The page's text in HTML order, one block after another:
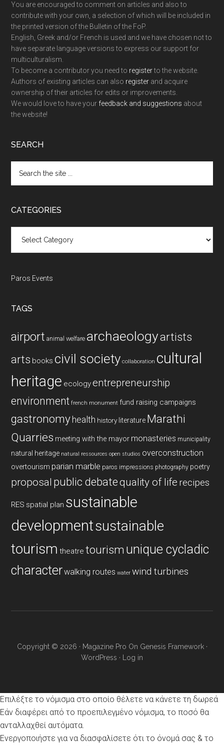
You are encouraged to comment on articles and also to
contribute with your own, a selection of which will be included in
the printed version of the Bulletin of the FoP.
English, Greek and/or French is used and we have chosen not to
have separate language versions to express our support for
multiculturalism.
To become a contributor you need to registerto the website.
Authors of existing articles can also register and acquire
ownership of their articles for edits or improvements.
We would love to have your feedback and suggestions about
the website!
SEARCH
the
CATEGORIES
Paros Events
TAGS
airport animal welfare archaeologyartists
arts books civil society collaboration cultural
heritage ecologyentrepreneurship
environment french monument fund raising campaigns
gastronomy health history literature Marathi
Quarries meeting with the mayor monasteries municipality
natural heritage natural ressources open studios overconstruction
overtourism parian marble paros impressions photography poetry
proposal public debatequality of life recipes
RES spatial plan sustainable
developmentsustainable
tourism theatre tourism unique cycladic
characterwalking routes water wind turbines
Copyright © 2026 · Magazine Pro On Genesis Framework·
WordPress · Log in
Επιλέξτε το νόμισμα στο οποίο θέλετε να κάνετε τη δωρεά
Εάν διαφέρει από το προεπιλεγμένο νόμισμα, το ποσό θα
ανταλλαχθεί αυτόματα.
Ενεργοποιήστε για να διασφαλίσετε ότι το όνομά σας & το